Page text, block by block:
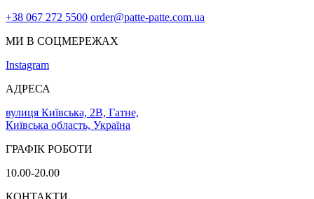
+38 067 272 5500 order@patte-patte.com.ua
МИ В СОЦМЕРЕЖАХ
Instagram
АДРЕСА
вулиця Київська, 2В, Гатне,
Київська область, Україна
ГРАФІК РОБОТИ
10.00-20.00
КОНТАКТИ